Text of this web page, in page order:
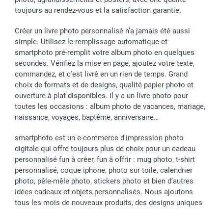
toujours au rendez-vous et la satisfaction garantie.
Créer un livre photo personnalisé n’a jamais été aussi
simple. Utilisez le remplissage automatique et
smartphoto pré-remplit votre album photo en quelques
secondes. Vérifiez la mise en page, ajoutez votre texte,
commandez, et c'est livré en un rien de temps. Grand
choix de formats et de designs, qualité papier photo et
ouverture à plat disponibles. Il y a un livre photo pour
toutes les occasions : album photo de vacances, mariage,
naissance, voyages, baptême, anniversaire…
smartphoto est un e-commerce d'impression photo
digitale qui offre toujours plus de choix pour un cadeau
personnalisé fun à créer, fun à offrir : mug photo, t-shirt
personnalisé, coque iphone, photo sur toile, calendrier
photo, pêle-mêle photo, stickers photo et bien d’autres
idées cadeaux et objets personnalisés. Nous ajoutons
tous les mois de nouveaux produits, des designs uniques